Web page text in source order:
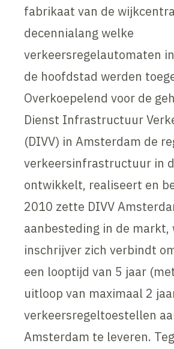
fabrikaat van de
decennialang welke
verkeersregelautomaten
de hoofdstad werden
Overkoepelend voor de
Dienst Infrastructuur
(DIVV) in Amsterdam de
verkeersinfrastructuur in
ontwikkelt, realiseert en
2010 zette DIVV
aanbesteding in de markt,
inschrijver zich verbindt
een looptijd van 5 jaar
uitloop van maximaal 2
verkeersregeltoestellen
Amsterdam te leveren.